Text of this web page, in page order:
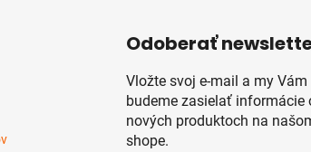
Odoberať
Vložte svoj e-mail a my Vám
budeme zasielať informácie
nových produktoch na
shope.